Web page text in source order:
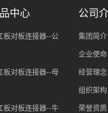
中心
板对板连接器--公
板对板连接器--母
板对板连接器--牛
公司
集团简介
企业使命
经营理念
组织架构
荣誉资质